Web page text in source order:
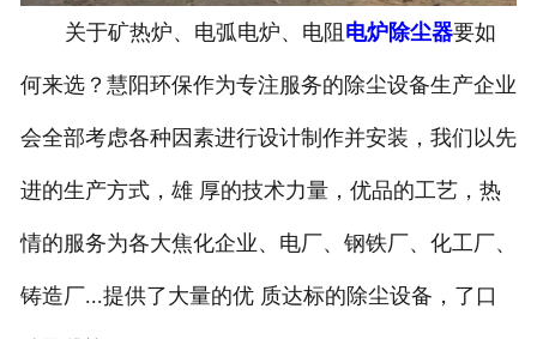
关于矿热炉、电弧电炉、电阻 电炉除尘器要如
何来选？慧阳环保作为专注服务的除尘设备生产企业
会全部考虑各种因素进行设计制作并安装，我们以先
进的生产方式，雄 厚的技术力量，优品的工艺，热
情的服务为各大焦化企业、电厂、钢铁厂、化工厂、
铸造厂...提供了大量的优 质达标的除尘设备，了口